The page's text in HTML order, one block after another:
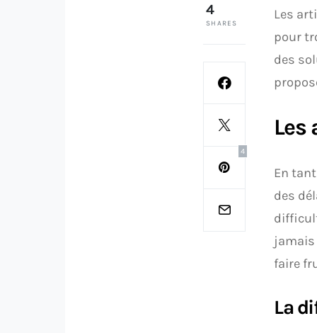
4
SHARES
4
Les
pour
des
Les
En
des
faire
La